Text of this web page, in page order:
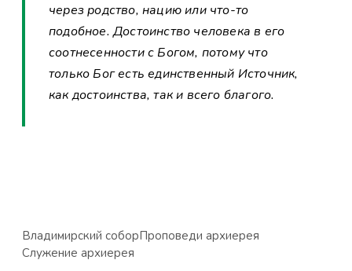
через родство, нацию или что-то
подобное. Достоинство человека в его
соотнесенности с Богом, потому что
только Бог есть единственный Источник,
как достоинства, так и всего благого.
Владимирский соборПроповеди архиерея
Служение архиерея